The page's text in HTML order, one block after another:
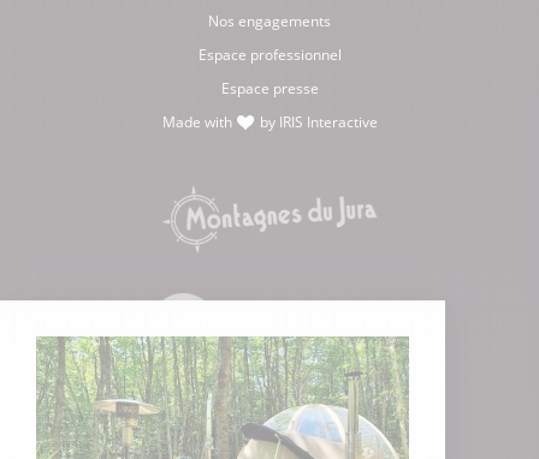
Nos engagements
Espace professionnel
Espace presse
Made with
by IRIS Interactive